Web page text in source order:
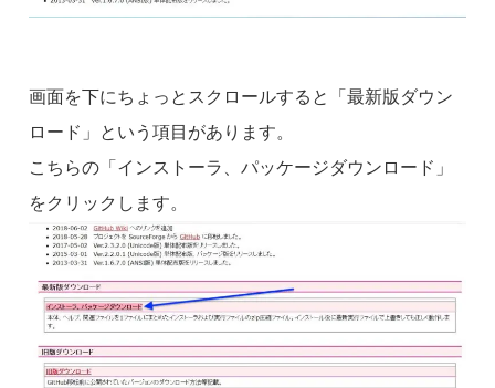
画面を下にちょっとスクロールすると「最新版ダウン
ロード」という項目があります。
こちらの「インストーラ、パッケージダウンロード」
をクリックします。